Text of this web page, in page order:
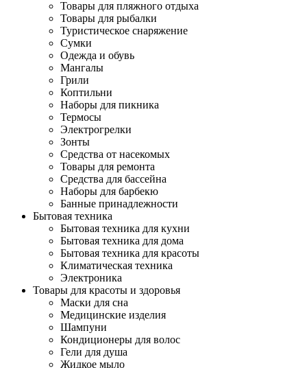
Товары для пляжного отдыха
Товары для рыбалки
Туристическое снаряжение
Сумки
Одежда и обувь
Мангалы
Грили
Коптильни
Наборы для пикника
Термосы
Электрогрелки
Зонты
Средства от насекомых
Товары для ремонта
Средства для бассейна
Наборы для барбекю
Банные принадлежности
Бытовая техника
Бытовая техника для кухни
Бытовая техника для дома
Бытовая техника для красоты
Климатическая техника
Электроника
Товары для красоты и здоровья
Маски для сна
Медицинские изделия
Шампуни
Кондиционеры для волос
Гели для душа
Жидкое мыло